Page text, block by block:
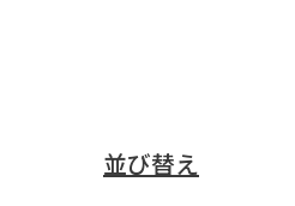
並び替え